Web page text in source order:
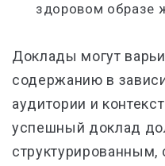
здоровом образе
Доклады могут
содержанию в
аудитории и
успешный доклад